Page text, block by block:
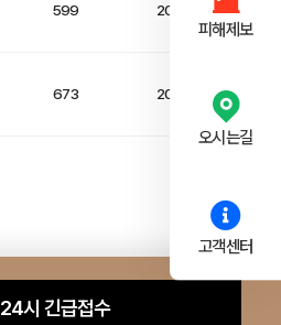
599 2025-09-16
673 2025-09-16
24시 긴급접수
피해제보
오시는길
고객센터